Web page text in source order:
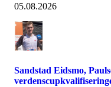
05.08.2026
Sandstad Eidsmo,